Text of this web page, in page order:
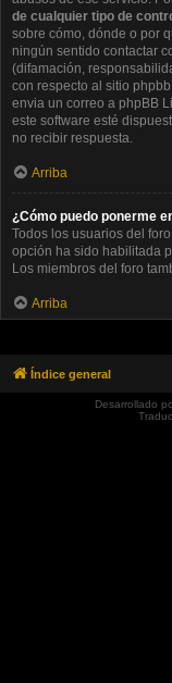
de cualquier tipo de
sobre cómo, dónde o por
ningún sentido contactar
(difamación,
con respecto al sitio
envia un correo a phpBB
este software esté
no recibir respuesta.
Arriba
¿Cómo puedo ponerme
Todos los usuarios del
opción ha sido habilitada
Los miembros del foro
Arriba
Índice general
Desarrollado